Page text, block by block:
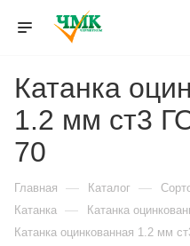
Катанка
1.2 мм ст3
70
Главная — Каталог —
Катанка — Катанка
Катанка оцинкованная 1.2 мм